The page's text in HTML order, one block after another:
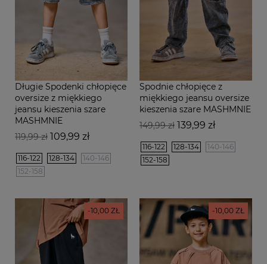
Długie Spodenki chłopięce
oversize z miękkiego
jeansu kieszenia szare
MASHMNIE
Cena
119,99 zł Cena
109,99 zł
116-122 128-134
140-146
152-158
Spodnie chłopięce z
miękkiego jeansu oversize
kieszenia szare MASHMNIE
Cena
149,99 zł Cena
139,99 zł
116-122 128-134
140-146
152-158
-10,00 ZŁ -10,00 ZŁ